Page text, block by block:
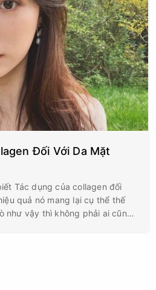
Đối Với Da Mặt
Tác dụng của collagen đối
quả nó mang lại cụ thể thế
như vậy thì không phải ai cũng